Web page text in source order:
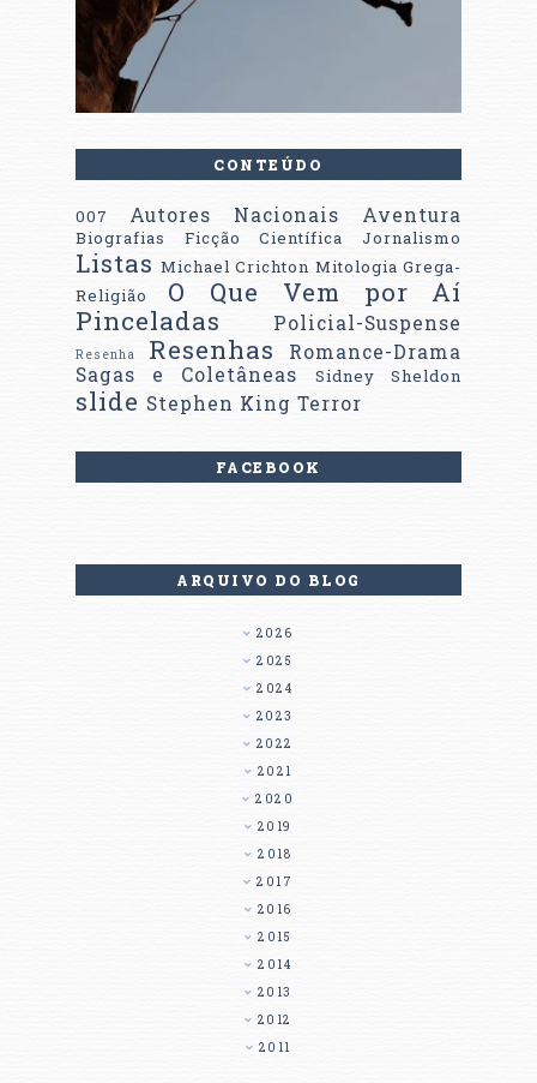
CONTEÚDO
007 Autores Nacionais Aventura
Biografias Ficção Científica Jornalismo
Listas Michael Crichton Mitologia Grega-
Religião
O Que Vem por Aí
Pinceladas
Policial-Suspense
Resenha Resenhas
Romance-Drama
Sagas e Coletâneas
Sidney Sheldon
slide Stephen King Terror
FACEBOOK
ARQUIVO DO BLOG
2026
2025
2024
2023
2022
2021
2020
2019
2018
2017
2016
2015
2014
2013
2012
2011